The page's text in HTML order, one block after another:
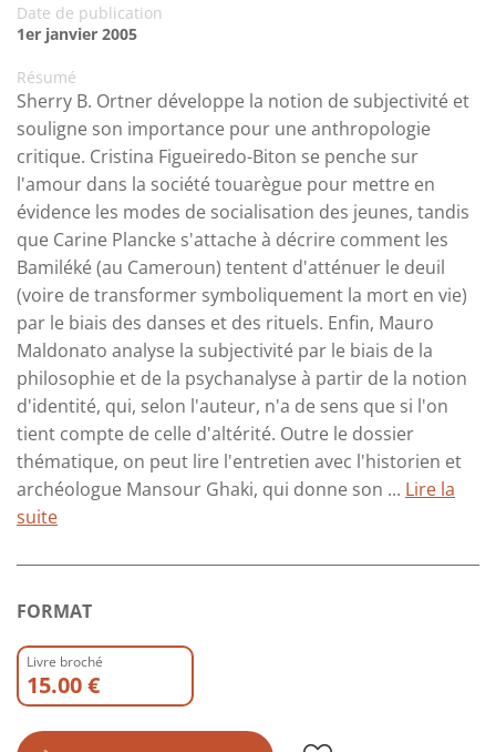
Date de publication
1er janvier 2005
Résumé
Sherry B. Ortner développe la notion de subjectivité et
souligne son importance pour une anthropologie
critique. Cristina Figueiredo-Biton se penche sur
l'amour dans la société touarègue pour mettre en
évidence les modes de socialisation des jeunes, tandis
que Carine Plancke s'attache à décrire comment les
Bamiléké (au Cameroun) tentent d'atténuer le deuil
(voire de transformer symboliquement la mort en vie)
par le biais des danses et des rituels. Enfin, Mauro
Maldonato analyse la subjectivité par le biais de la
philosophie et de la psychanalyse à partir de la notion
d'identité, qui, selon l'auteur, n'a de sens que si l'on
tient compte de celle d'altérité. Outre le dossier
thématique, on peut lire l'entretien avec l'historien et
archéologue Mansour Ghaki, qui donne son ... Lire la
suite
FORMAT
Livre broché
15.00 €